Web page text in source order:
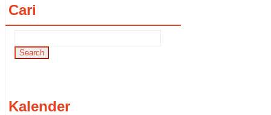
Cari
Kalender